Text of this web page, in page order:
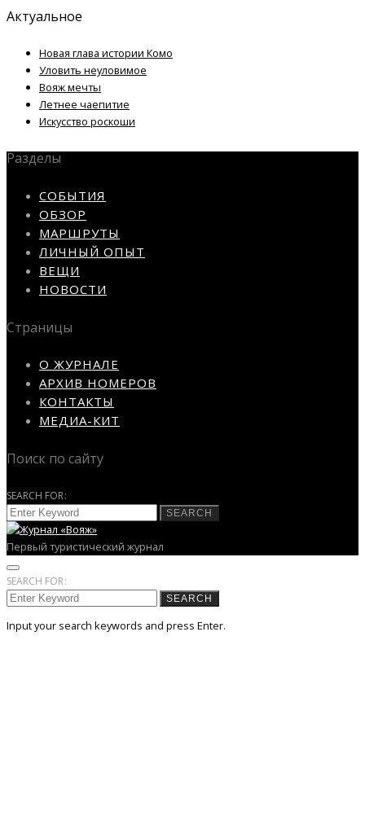
Актуальное
Новая глава истории Комо
Уловить неуловимое
Вояж мечты
Летнее чаепитие
Искусство роскоши
Разделы
СОБЫТИЯ
ОБЗОР
МАРШРУТЫ
ЛИЧНЫЙ ОПЫТ
ВЕЩИ
НОВОСТИ
Страницы
О ЖУРНАЛЕ
АРХИВ НОМЕРОВ
КОНТАКТЫ
МЕДИА-КИТ
Поиск по сайту
SEARCH FOR:
SEARCH
Первый туристический журнал
SEARCH FOR:
SEARCH
Input your search keywords and press Enter.